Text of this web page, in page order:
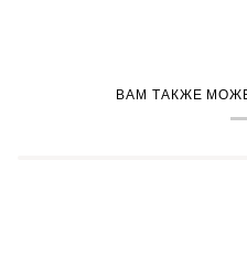
ВАМ ТАКЖЕ